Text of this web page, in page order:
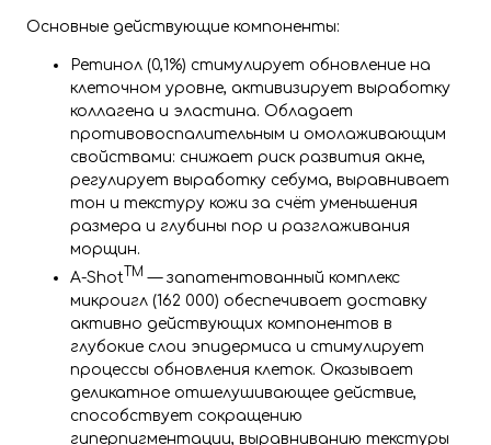
Основные действующие компоненты:
Ретинол (0,1%) стимулирует обновление на
клеточном уровне, активизирует выработку
коллагена и эластина. Обладает
противовоспалительным и омолаживающим
свойствами: снижает риск развития акне,
регулирует выработку себума, выравнивает
тон и текстуру кожи за счёт уменьшения
размера и глубины пор и разглаживания
морщин.
A-Shot TM — запатентованный комплекс
микроигл (162 000) обеспечивает доставку
активно действующих компонентов в
глубокие слои эпидермиса и стимулирует
процессы обновления клеток. Оказывает
деликатное отшелушивающее действие,
способствует сокращению
гиперпигментации, выравниванию текстуры